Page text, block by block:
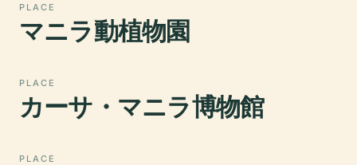
PLACE
マニラ動植物園
PLACE
カーサ・マニラ博物館
PLACE